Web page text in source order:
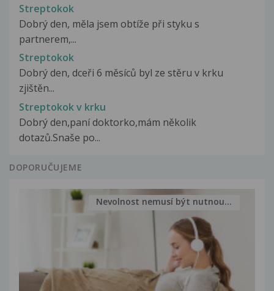
Streptokok
Dobrý den, měla jsem obtíže při styku s
partnerem,...
Streptokok
Dobrý den, dceři 6 měsíců byl ze stěru v krku
zjištěn...
Streptokok v krku
Dobrý den,paní doktorko,mám několik
dotazů.Snaše po...
DOPORUČUJEME
Nevolnost nemusí být nutnou...